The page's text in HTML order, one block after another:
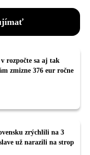
rozpočte sa aj tak
zmizne 376 eur ročne
zrýchlili na 3
už narazili na strop